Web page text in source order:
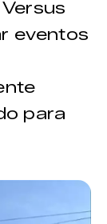
eventos
para